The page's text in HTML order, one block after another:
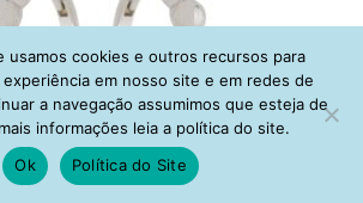
usamos cookies e outros recursos para
experiência em nosso site e em redes de
a navegação assumimos que esteja de
informações leia a política do site.
Ok
Política do Site